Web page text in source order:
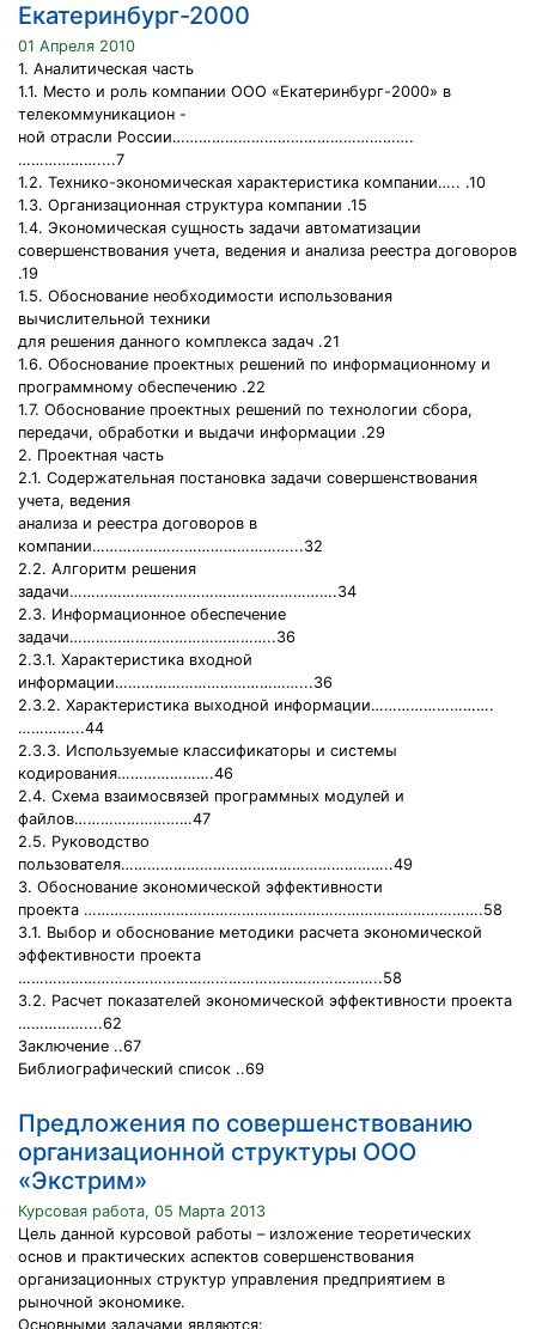
Екатеринбург-2000
01 Апреля 2010
1. Аналитическая часть
1.1. Место и роль компании ООО «Екатеринбург-2000» в
телекоммуникацион -
ной отрасли России……………………………………………….
………………....7
1.2. Технико-экономическая характеристика компании….. .10
1.3. Организационная структура компании .15
1.4. Экономическая сущность задачи автоматизации
совершенствования учета, ведения и анализа реестра договоров
.19
1.5. Обоснование необходимости использования
вычислительной техники
для решения данного комплекса задач .21
1.6. Обоснование проектных решений по информационному и
программному обеспечению .22
1.7. Обоснование проектных решений по технологии сбора,
передачи, обработки и выдачи информации .29
2. Проектная часть
2.1. Содержательная постановка задачи совершенствования
учета, ведения
анализа и реестра договоров в
компании………………………………………...32
2.2. Алгоритм решения
задачи…………………………………………………….34
2.3. Информационное обеспечение
задачи………………………………………..36
2.3.1. Характеристика входной
информации……………………………………...36
2.3.2. Характеристика выходной информации……………………….
…………...44
2.3.3. Используемые классификаторы и системы
кодирования………………….46
2.4. Схема взаимосвязей программных модулей и
файлов………………………47
2.5. Руководство
пользователя……………………………………………………..49
3. Обоснование экономической эффективности
проекта ……………………………………………………………………………….58
3.1. Выбор и обоснование методики расчета экономической
эффективности проекта
………………………………………………………………………..58
3.2. Расчет показателей экономической эффективности проекта
……………....62
Заключение ..67
Библиографический список ..69
Предложения по совершенствованию
организационной структуры ООО
«Экстрим»
Курсовая работа, 05 Марта 2013
Цель данной курсовой работы – изложение теоретических
основ и практических аспектов совершенствования
организационных структур управления предприятием в
рыночной экономике.
Основными задачами являются: